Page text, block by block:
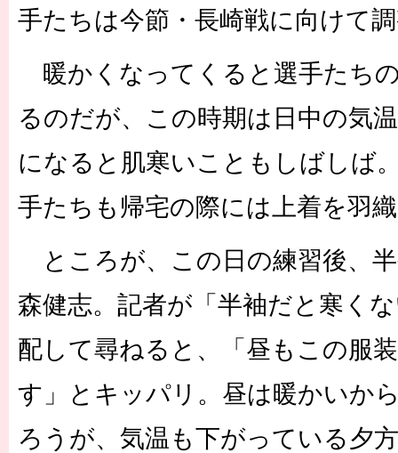
手たちは今節・長崎戦に向けて
暖かくなってくると選手たち
るのだが、この時期は日中の気
になると肌寒いこともしばしば
手たちも帰宅の際には上着を羽
ところが、この日の練習後、
森健志。記者が「半袖だと寒く
配して尋ねると、「昼もこの服
す」とキッパリ。昼は暖かいか
ろうが、気温も下がっている夕